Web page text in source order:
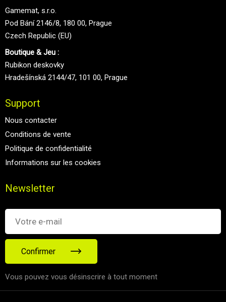
Gamemat, s.r.o.
Pod Bání 2146/8, 180 00, Prague
Czech Republic (EU)
Boutique & Jeu :
Rubikon deskovky
Hradešínská 2144/47, 101 00, Prague
Support
Nous contacter
Conditions de vente
Politique de confidentialité
Informations sur les cookies
Newsletter
Confirmer
Vous pouvez vous désinscrire à tout moment